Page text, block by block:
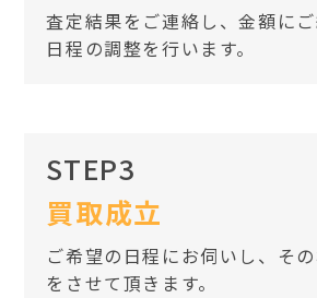
査定結果をご連絡し、金額に
日程の調整を行います。
STEP3
買取成立
ご希望の日程にお伺いし、そ
をさせて頂きます。